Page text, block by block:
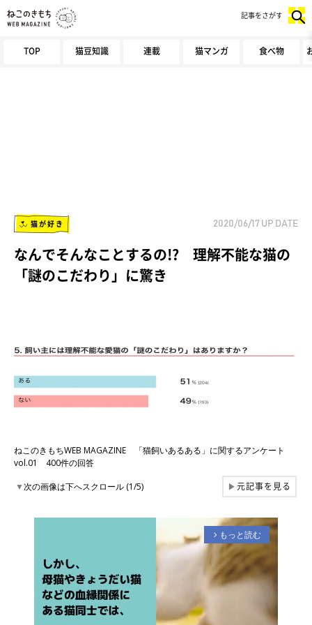
TOP 猫豆知識 連載 猫マンガ 食べ物
記事をさがす
猫が好き 2020/06/17 UP DATE
なんでそんなことするの!? 理解不能な猫の
「謎のこだわり」に驚き
ねこのきもちWEB MAGAZINE 「猫飼いあるある」に関するアンケート
vol.01 400件の回答
▼次の画像は下へスクロール (1/5) ▶元記事を見る
arrow_forward_ios もっと読む